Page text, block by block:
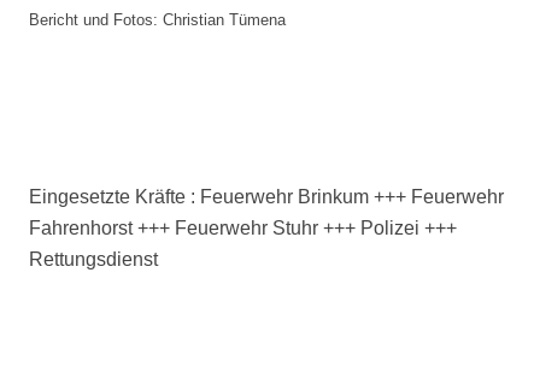
Bericht und Fotos: Christian Tümena
Eingesetzte Kräfte : Feuerwehr Brinkum +++ Feuerwehr
Fahrenhorst +++ Feuerwehr Stuhr +++ Polizei +++
Rettungsdienst